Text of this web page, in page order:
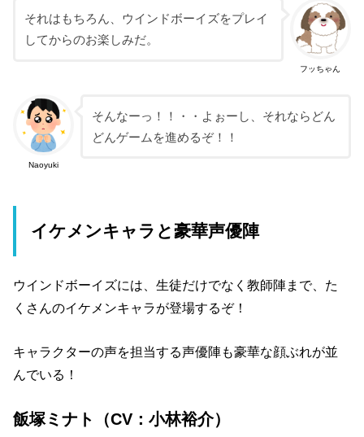
フッちゃん
それはもちろん、ウインドボーイズをプレイ
してからのお楽しみだ。
Naoyuki
そんなーっ！！・・よぉーし、それならどん
どんゲームを進めるぞ！！
イケメンキャラと豪華声優陣
ウインドボーイズには、生徒だけでなく教師陣まで、た
くさんのイケメンキャラが登場するぞ！
キャラクターの声を担当する声優陣も豪華な顔ぶれが並
んでいる！
飯塚ミナト（CV：小林裕介）